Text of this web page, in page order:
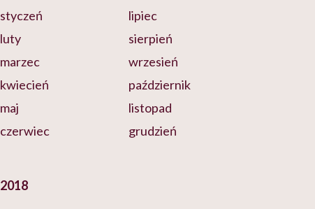
styczeń
luty
marzec
kwiecień
maj
czerwiec
lipiec
sierpień
wrzesień
październik
listopad
grudzień
2018